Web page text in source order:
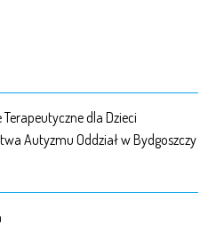
dla Dzieci
Autyzmu Oddział w Bydgoszczy